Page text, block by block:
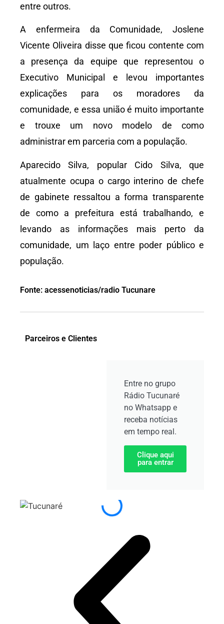
entre outros.
A enfermeira da Comunidade, Joslene
Vicente Oliveira disse que ficou contente com
a presença da equipe que representou o
Executivo Municipal e levou importantes
explicações para os moradores da
comunidade, e essa união é muito importante
e trouxe um novo modelo de como
administrar em parceria com a população.
Aparecido Silva, popular Cido Silva, que
atualmente ocupa o cargo interino de chefe
de gabinete ressaltou a forma transparente
de como a prefeitura está trabalhando, e
levando as informações mais perto da
comunidade, um laço entre poder público e
população.
Fonte: acessenoticias/radio Tucunare
Parceiros e Clientes
Entre no grupo
Rádio Tucunaré
no Whatsapp e
receba notícias
em tempo real.
Clique aqui
para entrar